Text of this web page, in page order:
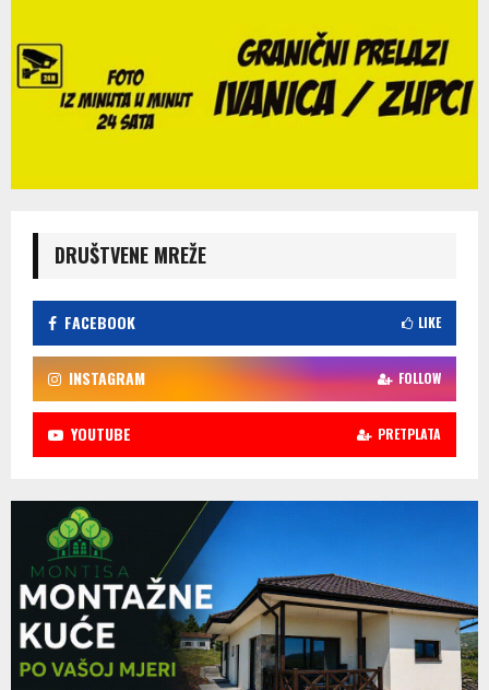
DRUŠTVENE MREŽE
FACEBOOK LIKE
INSTAGRAM FOLLOW
YOUTUBE PRETPLATA